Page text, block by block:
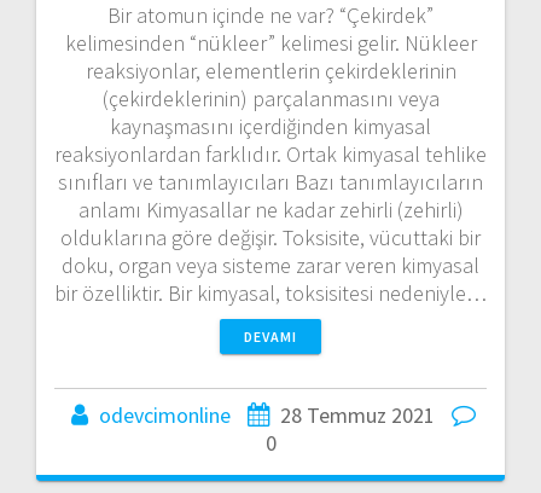
Bir atomun içinde ne var? “Çekirdek”
kelimesinden “nükleer” kelimesi gelir. Nükleer
reaksiyonlar, elementlerin çekirdeklerinin
(çekirdeklerinin) parçalanmasını veya
kaynaşmasını içerdiğinden kimyasal
reaksiyonlardan farklıdır. Ortak kimyasal tehlike
sınıfları ve tanımlayıcıları Bazı tanımlayıcıların
anlamı Kimyasallar ne kadar zehirli (zehirli)
olduklarına göre değişir. Toksisite, vücuttaki bir
doku, organ veya sisteme zarar veren kimyasal
bir özelliktir. Bir kimyasal, toksisitesi nedeniyle…
DEVAMI
odevcimonline
28 Temmuz 2021
0